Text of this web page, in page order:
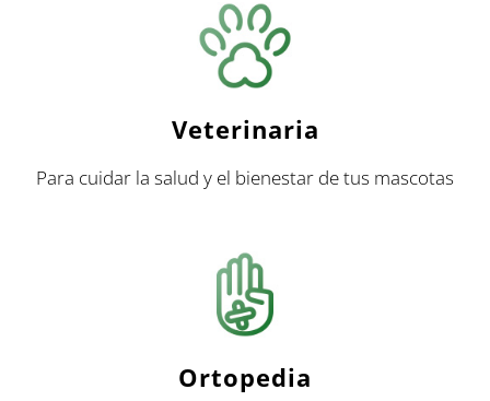
Veterinaria
Para cuidar la salud y el bienestar de tus mascotas
Ortopedia